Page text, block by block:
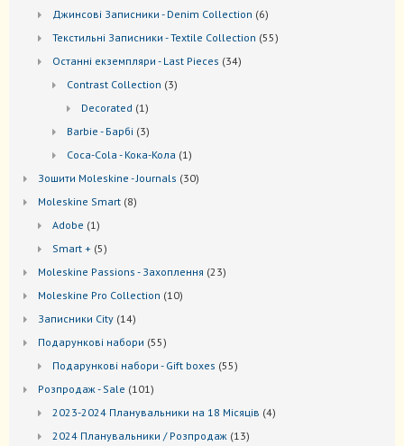
Джинсові Записники - Denim Collection 66
Текстильні Записники - Textile Collection 5555
Останні екземпляри - Last Pieces 3434
Contrast Collection 33
Decorated 1 1
Barbie - Барбі 33
Coca-Cola - Кока-Кола 1 1
Зошити Moleskine - Journals 3030
Моleskine Smart 88
Adobe 1 1
Smart + 55
Moleskine Passions - Захоплення 2323
Мoleskine Pro Collection 1010
Записники City 1414
Подарункові набори 5555
Подарункові набори - Gift boxes 5555
Розпродаж - Sale 101 101
2023-2024 Планувальники на 18 Місяців 44
2024 Планувальники / Розпродаж 1313